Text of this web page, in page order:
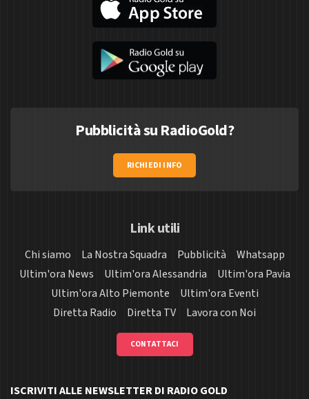
Pubblicità su RadioGold?
RICHIEDI INFO
Link utili
Chi siamo La Nostra Squadra Pubblicità
Whatsapp
Ultim'ora News
Ultim'ora Alessandria
Ultim'ora Pavia
Ultim'ora Alto Piemonte
Ultim'ora Eventi
Diretta Radio
Diretta TV Lavora con Noi
CONTATTACI
ISCRIVITI ALLE NEWSLETTER DI RADIO GOLD